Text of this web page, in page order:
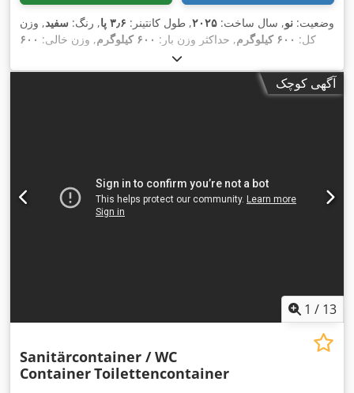
وضعیت: نو, سال ساخت: ۲۰۲۵, طول کانتینر: ۳٫۶ پا , رنگ: سفید, وزن
کل: ۶۰۰ کیلوگرم , حداکثر وزن بار: ۶۰۰ کیلوگرم , وزن خالی: ۶۰۰
۳٫۴ متر مکعب
۱٬۱۰۰ میلی‌متر
, طول فضای بارگیری:۱٬۲۰۰ میلی‌متر
, ارتفاع فضای
بارگیری:, شماره دستگاه/وسیله نقلیه:
آگهی کوچک
1 / 13
Sanitärcontainer / WC
ContainerToilettencontainer